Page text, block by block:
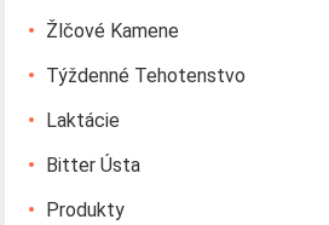
Žlčové Kamene
Týždenné Tehotenstvo
Laktácie
Bitter Ústa
Produkty